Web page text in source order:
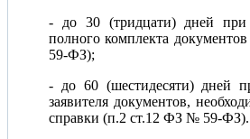
- до 30 (тридцати) дней при
полного комплекта
59-ФЗ);
- до 60 (шестидесяти) дней
заявителя документов,
справки (п.2 ст.12 ФЗ № 59-ФЗ).